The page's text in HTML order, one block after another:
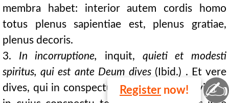
membra habet: interior autem cordis homo
totus plenus sapientiae est, plenus gratiae,
plenus decoris.
3. In incorruptione, inquit, quieti et modesti
spiritus, qui est ante Deum dives (Ibid.) . Et vere
dives, qui in conspectu Dei potest dives videri,
Register now! ✍